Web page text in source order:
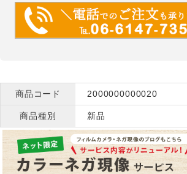
商品コード 2000000000020
商品種別 新品